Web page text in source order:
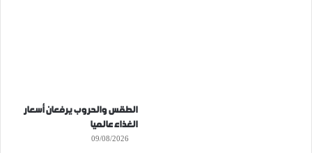
الطقس والحروب يرفعان أسعار
الغذاء عالميا
09/08/2026